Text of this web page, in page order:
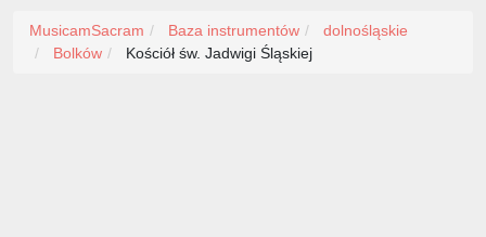
MusicamSacram Baza instrumentów
dolnośląskie
Bolków
Kościół św. Jadwigi Śląskiej